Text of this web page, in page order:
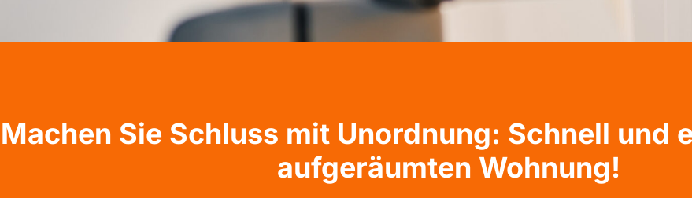
Machen Sie Schluss mit Unordnung: Schnell und
aufgeräumten Wohnung!